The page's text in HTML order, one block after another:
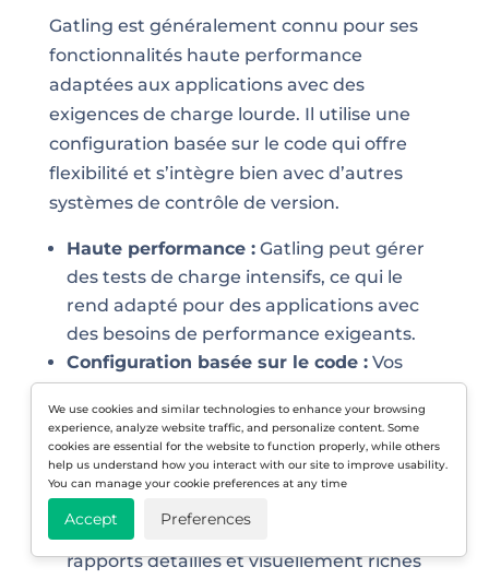
Gatling est généralement connu pour ses
fonctionnalités haute performance
adaptées aux applications avec des
exigences de charge lourde. Il utilise une
configuration basée sur le code qui offre
flexibilité et s’intègre bien avec d’autres
systèmes de contrôle de version.
Haute performance :Gatling peut gérer
des tests de charge intensifs, ce qui le
rend adapté pour des applications avec
des besoins de performance exigeants.
Configuration basée sur le code :Vos
tests dans Gatling sont définis à l’aide de
code, ce qui est bénéfique pour vos
développeurs car cela permet une
intégration facile avec les systèmes de
contrôle de version.
Rapports complets :
rapports détaillés et visuellement riches
We use cookies and similar technologies to enhance your browsing
experience, analyze website traffic, and personalize content. Some
cookies are essential for the website to function properly, while others
help us understand how you interact with our site to improve usability.
You can manage your cookie preferences at any time
Accept Preferences